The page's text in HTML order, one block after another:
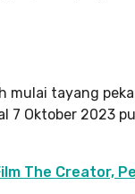
mulai tayang
7 Oktober 2023
The Creator,